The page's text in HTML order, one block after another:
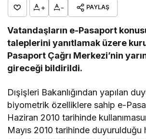
+ - PAYLAŞ
Vatandaşların e-Pasaport
taleplerini yanıtlamak üzere
Pasaport Çağrı Merkezi’nin
gireceği bildirildi.
Dışişleri Bakanlığından yapılan
biyometrik özelliklere sahip e-
Haziran 2010 tarihinde
Mayıs 2010 tarihinde duyurulduğu